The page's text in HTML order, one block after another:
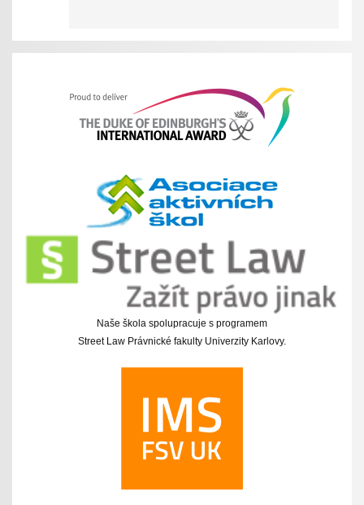
Naše škola spolupracuje s programem
Street Law Právnické fakulty Univerzity Karlovy.